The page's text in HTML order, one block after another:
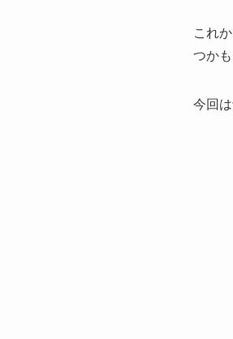
これ
つかも
今回